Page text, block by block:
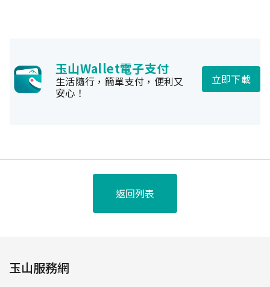
玉山Wallet電子支付
生活隨行，簡單支付，便利又
安心！
立即下載
返回列表
玉山服務網